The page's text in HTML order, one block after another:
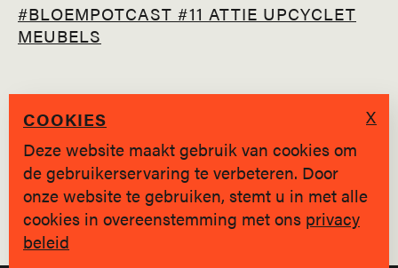
#BLOEMPOTCAST #11 ATTIE UPCYCLET
MEUBELS
SINDS 2019 * BRUGGE
Privacy policy | hallo@jongvolk.be
COOKIES
Deze website maakt gebruik van cookies om
de gebruikerservaring te verbeteren. Door
onze website te gebruiken, stemt u in met alle
cookies in overeenstemming met ons privacy
beleid
X